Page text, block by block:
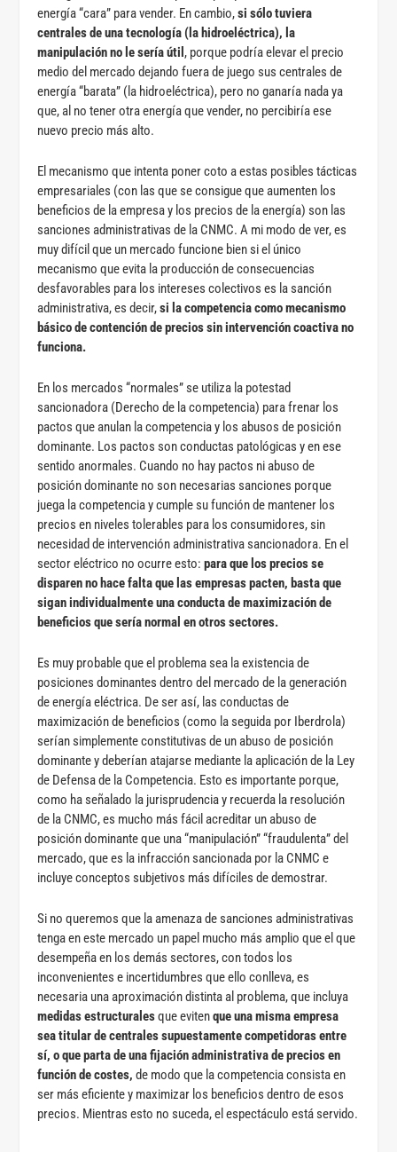
energía “cara” para vender. En cambio,si sólo tuviera
centrales de una tecnología (la hidroeléctrica), la
manipulación no le sería útil , porque podría elevar el precio
medio del mercado dejando fuera de juego sus centrales de
energía “barata” (la hidroeléctrica), pero no ganaría nada ya
que, al no tener otra energía que vender, no percibiría ese
nuevo precio más alto.
El mecanismo que intenta poner coto a estas posibles tácticas
empresariales (con las que se consigue que aumenten los
beneficios de la empresa y los precios de la energía) son las
sanciones administrativas de la CNMC. A mi modo de ver, es
muy difícil que un mercado funcione bien si el único
mecanismo que evita la producción de consecuencias
desfavorables para los intereses colectivos es la sanción
administrativa, es decir,si la competencia como mecanismo
básico de contención de precios sin intervención coactiva no
funciona.
En los mercados “normales” se utiliza la potestad
sancionadora (Derecho de la competencia) para frenar los
pactos que anulan la competencia y los abusos de posición
dominante. Los pactos son conductas patológicas y en ese
sentido anormales. Cuando no hay pactos ni abuso de
posición dominante no son necesarias sanciones porque
juega la competencia y cumple su función de mantener los
precios en niveles tolerables para los consumidores, sin
necesidad de intervención administrativa sancionadora. En el
sector eléctrico no ocurre esto:para que los precios se
disparen no hace falta que las empresas pacten, basta que
sigan individualmente una conducta de maximización de
beneficios que sería normal en otros sectores.
Es muy probable que el problema sea la existencia de
posiciones dominantes dentro del mercado de la generación
de energía eléctrica. De ser así, las conductas de
maximización de beneficios (como la seguida por Iberdrola)
serían simplemente constitutivas de un abuso de posición
dominante y deberían atajarse mediante la aplicación de la Ley
de Defensa de la Competencia. Esto es importante porque,
como ha señalado la jurisprudencia y recuerda la resolución
de la CNMC, es mucho más fácil acreditar un abuso de
posición dominante que una “manipulación” “fraudulenta” del
mercado, que es la infracción sancionada por la CNMC e
incluye conceptos subjetivos más difíciles de demostrar.
Si no queremos que la amenaza de sanciones administrativas
tenga en este mercado un papel mucho más amplio que el que
desempeña en los demás sectores, con todos los
inconvenientes e incertidumbres que ello conlleva, es
necesaria una aproximación distinta al problema, que incluya
medidas estructuralesque evitenque una misma empresa
sea titular de centrales supuestamente competidoras entre
sí, o que parta de una fijación administrativa de precios en
función de costes, de modo que la competencia consista en
ser más eficiente y maximizar los beneficios dentro de esos
precios. Mientras esto no suceda, el espectáculo está servido.